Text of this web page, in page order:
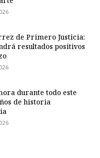
de Primero Justicia:
resultados positivos
durante todo este
de historia